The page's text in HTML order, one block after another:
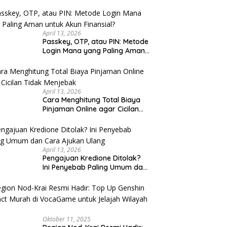
April 13, 2026
Passkey, OTP, atau PIN: Metode
Login Mana yang Paling Aman
April 13, 2026
Cara Menghitung Total Biaya
Pinjaman Online agar Cicilan
April 13, 2026
Pengajuan Kredione Ditolak?
Ini Penyebab Paling Umum dan
Oktober 11, 2025